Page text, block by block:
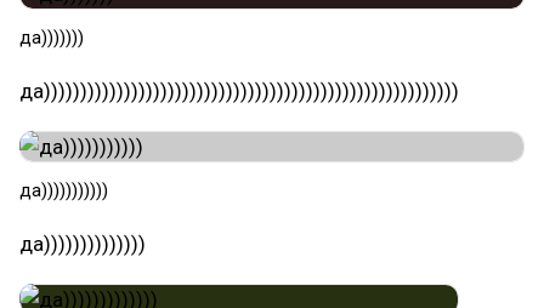
да)))))))
да)))))))))))))))))))))))))))))))))))))))))))))))))))))))))
да)))))))))))
да))))))))))))))